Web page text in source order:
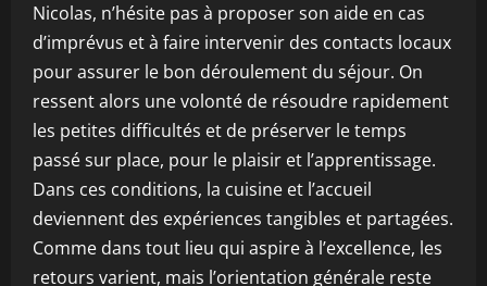
Nicolas, n’hésite pas à proposer son aide en cas
d’imprévus et à faire intervenir des contacts locaux
pour assurer le bon déroulement du séjour. On
ressent alors une volonté de résoudre rapidement
les petites difficultés et de préserver le temps
passé sur place, pour le plaisir et l’apprentissage.
Dans ces conditions, la cuisine et l’accueil
deviennent des expériences tangibles et partagées.
Comme dans tout lieu qui aspire à l’excellence, les
retours varient, mais l’orientation générale reste